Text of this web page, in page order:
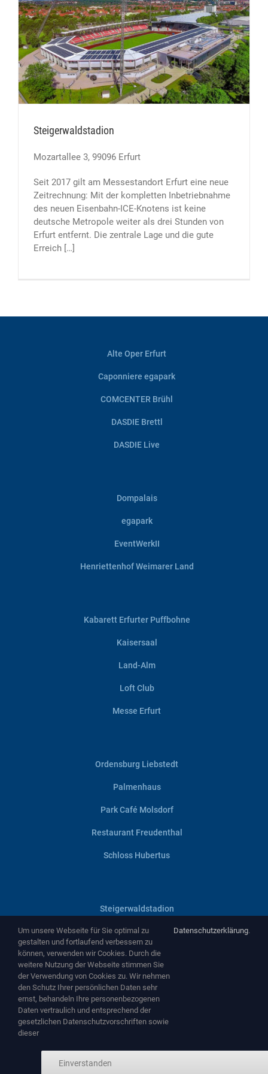
Steigerwaldstadion
Mozartallee 3, 99096 Erfurt
Seit 2017 gilt am Messestandort Erfurt eine neue
Zeitrechnung: Mit der kompletten Inbetriebnahme
des neuen Eisenbahn-ICE-Knotens ist keine
deutsche Metropole weiter als drei Stunden von
Erfurt entfernt. Die zentrale Lage und die gute
Erreich […]
Alte Oper Erfurt
Caponniere egapark
COMCENTER Brühl
DASDIE Brettl
DASDIE Live
Dompalais
egapark
EventWerkII
Henriettenhof Weimarer Land
Kabarett Erfurter Puffbohne
Kaisersaal
Land-Alm
Loft Club
Messe Erfurt
Ordensburg Liebstedt
Palmenhaus
Park Café Molsdorf
Restaurant Freudenthal
Schloss Hubertus
Steigerwaldstadion
Villa Haage
Zentralheize
Zughafen
Copyright ©2026 byNEMA Entertainment GmbH
Um unsere Webseite für Sie optimal zu
gestalten und fortlaufend verbessern zu
können, verwenden wir Cookies. Durch die
weitere Nutzung der Webseite stimmen Sie
der Verwendung von Cookies zu. Wir nehmen
den Schutz Ihrer persönlichen Daten sehr
ernst, behandeln Ihre personenbezogenen
Daten vertraulich und entsprechend der
gesetzlichen Datenschutzvorschriften sowie
dieser
Datenschutzerklärung.
Einverstanden